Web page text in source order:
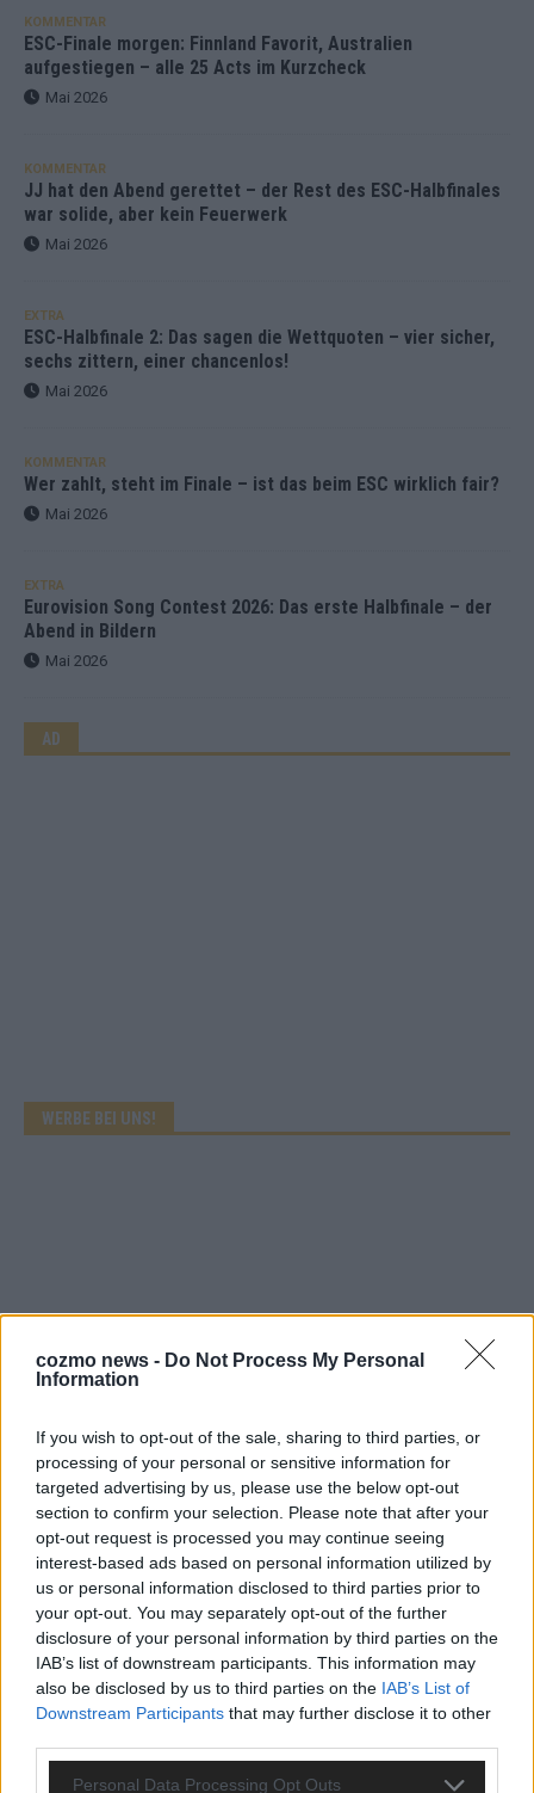
cozmo news - Do Not Process My Personal
Information
If you wish to opt-out of the sale, sharing to third parties, or
processing of your personal or sensitive information for
targeted advertising by us, please use the below opt-out
section to confirm your selection. Please note that after your
opt-out request is processed you may continue seeing
interest-based ads based on personal information utilized by
us or personal information disclosed to third parties prior to
your opt-out. You may separately opt-out of the further
disclosure of your personal information by third parties on the
IAB’s list of downstream participants. This information may
also be disclosed by us to third parties on the IAB’s List of
Downstream Participants that may further disclose it to other
Personal Data Processing Opt Outs
KOMMENTAR
ESC-Finale morgen: Finnland Favorit, Australien
aufgestiegen – alle 25 Acts im Kurzcheck
Mai 2026
KOMMENTAR
JJ hat den Abend gerettet – der Rest des ESC-Halbfinales
war solide, aber kein Feuerwerk
Mai 2026
EXTRA
ESC-Halbfinale 2: Das sagen die Wettquoten – vier sicher,
sechs zittern, einer chancenlos!
Mai 2026
KOMMENTAR
Wer zahlt, steht im Finale – ist das beim ESC wirklich fair?
Mai 2026
EXTRA
Eurovision Song Contest 2026: Das erste Halbfinale – der
Abend in Bildern
Mai 2026
AD
WERBE BEI UNS!
CHECK UNS AUF FACEBOOK
AD